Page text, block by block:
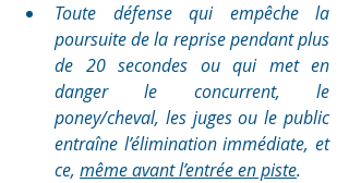
Toute défense qui empêche la
poursuite de la reprise pendant plus
de 20 secondes ou qui met en
danger le concurrent, le
poney/cheval, les juges ou le public
entraîne l’élimination immédiate, et
ce, même avant l’entrée en piste.